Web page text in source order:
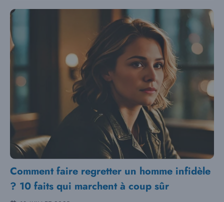
Comment faire regretter un homme infidèle
? 10 faits qui marchent à coup sûr